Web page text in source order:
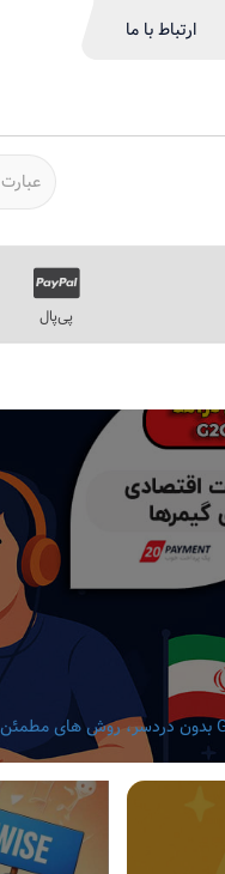
ارتباط با ما
پی‌پال